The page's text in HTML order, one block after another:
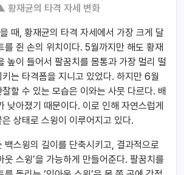
황재균의 타격 자세 변화
때, 황재균의 타격 자세에서 가장 크게 달
를 쥔 손의 위치이다. 5월까지만 해도 황재
높이 들어서 팔꿈치를 몸통과 가장 멀리 떨
는 타격폼을 지니고 있었다. 하지만 6월
할 수 있는 모습은 이와는 사뭇 다르다. 배
낮아졌기 때문이다. 이로 인해 자연스럽게
상태로 스윙이 이루어지고 있다.
백스윙의 길이를 단축시키고, 결과적으로
웃 스윙’을 가능하게 만들어준다. 팔꿈치를